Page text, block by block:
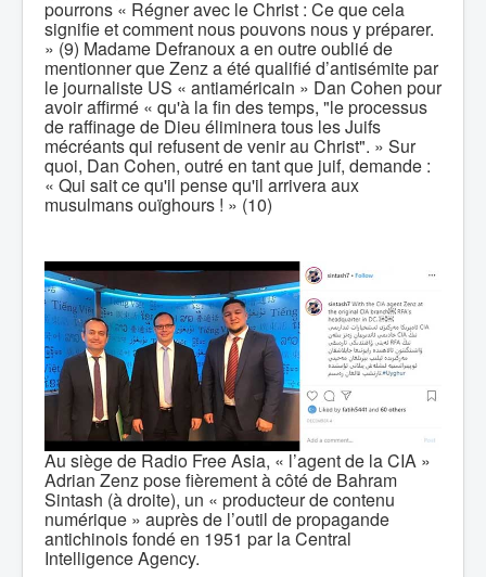
pourrons « Régner avec le Christ : Ce que cela
signifie et comment nous pouvons nous y préparer.
» (9) Madame Defranoux a en outre oublié de
mentionner que Zenz a été qualifié d’antisémite par
le journaliste US « antiaméricain » Dan Cohen pour
avoir affirmé « qu'à la fin des temps, "le processus
de raffinage de Dieu éliminera tous les Juifs
mécréants qui refusent de venir au Christ". » Sur
quoi, Dan Cohen, outré en tant que juif, demande :
« Qui sait ce qu'il pense qu'il arrivera aux
musulmans ouïghours ! » (10)
Au siège de Radio Free Asia, « l’agent de la CIA »
Adrian Zenz pose fièrement à côté de Bahram
Sintash (à droite), un « producteur de contenu
numérique » auprès de l’outil de propagande
antichinois fondé en 1951 par la Central
Intelligence Agency.